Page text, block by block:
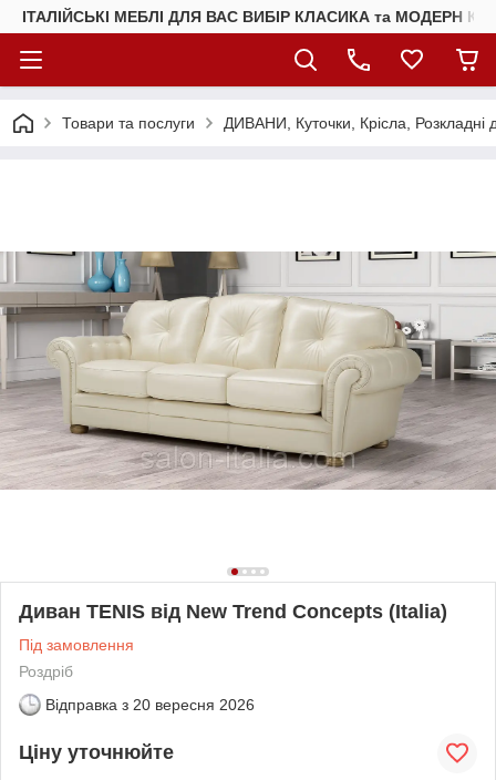
ІТАЛІЙСЬКІ МЕБЛІ ДЛЯ ВАС ВИБІР КЛАСИКА та МОДЕРН
Товари та послуги ДИВАНИ, Куточки, Крісла, Розкладні
Диван TENIS від New Trend Concepts (Italia)
Під замовлення
Роздріб
Відправка з 20 вересня 2026
Ціну уточнюйте